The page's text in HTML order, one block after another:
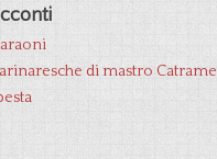
di mastro Catrame